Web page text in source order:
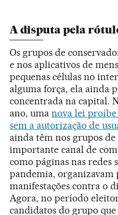
A disputa pela
Os grupos de
e nos aplicativos de
pequenas células no
alguma força, ela ainda
concentrada na capital.
ano, uma nova lei proíbe
sem a autorização de
ainda têm nos grupos
importante canal de
como páginas nas redes
pandemia, organizavam
manifestações contra o
Agora, no período
candidatos do grupo